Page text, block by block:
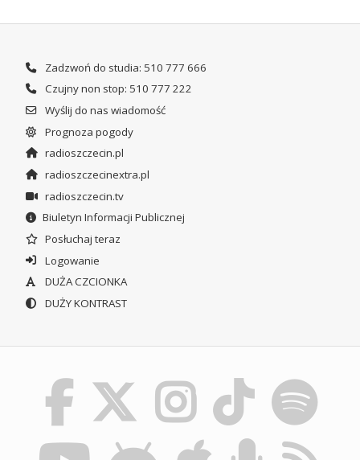
Zadzwoń do studia: 510 777 666
Czujny non stop: 510 777 222
Wyślij do nas wiadomość
Prognoza pogody
radioszczecin.pl
radioszczecinextra.pl
radioszczecin.tv
Biuletyn Informacji Publicznej
Posłuchaj teraz
Logowanie
DUŻA CZCIONKA
DUŻY KONTRAST